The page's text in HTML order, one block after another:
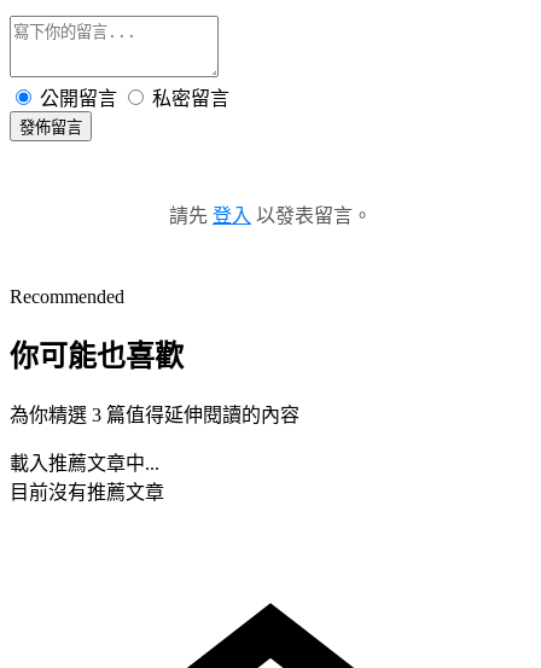
公開留言 私密留言
發佈留言
請先 登入 以發表留言。
Recommended
你可能也喜歡
為你精選 3 篇值得延伸閱讀的內容
載入推薦文章中...
目前沒有推薦文章